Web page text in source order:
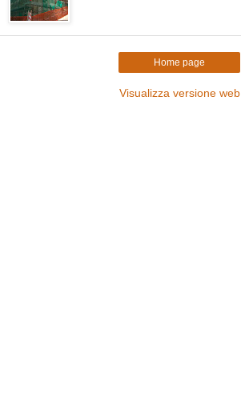
Home page
Visualizza versione web